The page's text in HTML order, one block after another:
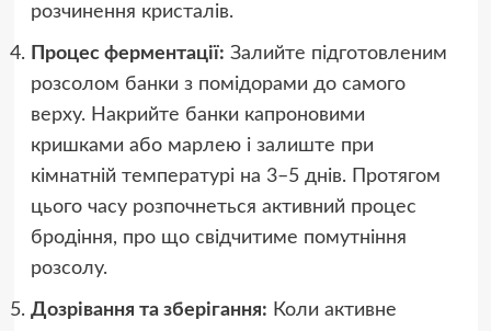
розчинення кристалів.
Процес ферментації: Залийте підготовленим
розсолом банки з помідорами до самого
верху. Накрийте банки капроновими
кришками або марлею і залиште при
кімнатній температурі на 3–5 днів. Протягом
цього часу розпочнеться активний процес
бродіння, про що свідчитиме помутніння
розсолу.
Дозрівання та зберігання: Коли активне